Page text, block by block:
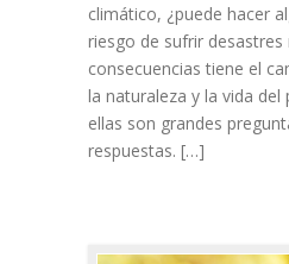
climático, ¿puede hacer
riesgo de sufrir desastres
consecuencias tiene el
la naturaleza y la vida del
ellas son grandes
respuestas. […]